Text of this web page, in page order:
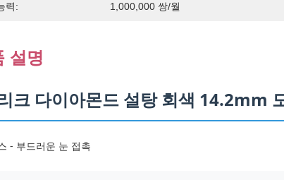
력: 1,000,000 쌍/월
설명
크 다이아몬드 설탕 회색 14.2mm
- 부드러운 눈 접촉